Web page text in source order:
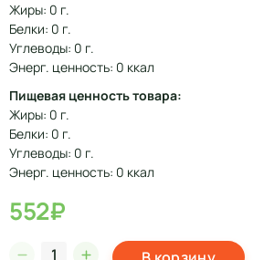
Жиры: 0 г.
Белки: 0 г.
Углеводы: 0 г.
Энерг. ценность: 0 ккал
Пищевая ценность товара:
Жиры: 0 г.
Белки: 0 г.
Углеводы: 0 г.
Энерг. ценность: 0 ккал
552₽